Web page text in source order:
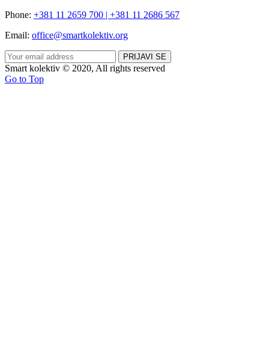
Phone: +381 11 2659 700 | +381 11 2686 567
Email: office@smartkolektiv.org
Smart kolektiv © 2020, All rights reserved
Go to Top